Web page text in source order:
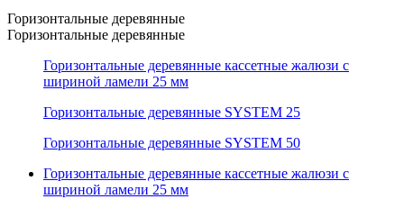
Горизонтальные деревянные
Горизонтальные деревянные
Горизонтальные деревянные кассетные жалюзи с
шириной ламели 25 мм
Горизонтальные деревянные SYSTEM 25
Горизонтальные деревянные SYSTEM 50
Горизонтальные деревянные кассетные жалюзи с
шириной ламели 25 мм